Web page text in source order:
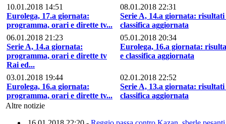
10.01.2018 14:51
Eurolega, 17.a giornata:
programma, orari e dirette tv...
08.01.2018 22:31
Serie A, 14.a giornata: risultati
classifica aggiornata
06.01.2018 21:23
Serie A, 14.a giornata:
programma, orari e dirette tv
Rai ed...
05.01.2018 20:34
Eurolega, 16.a giornata:
e classifica aggiornata
03.01.2018 19:44
Eurolega, 16.a giornata:
programma, orari e dirette tv...
02.01.2018 22:52
Serie A, 13.a giornata: risultati
classifica aggiornata
Altre notizie